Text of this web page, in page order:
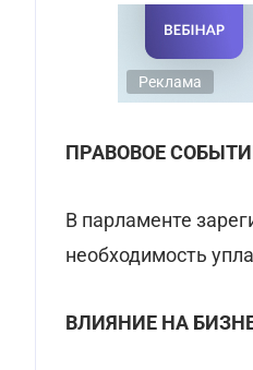
Реклама
ПРАВОВОЕ
В парламенте
необходимость
ВЛИЯНИЕ НА